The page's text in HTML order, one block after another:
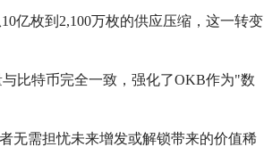
亿枚到2,100万枚的供应压缩，这一转变
比特币完全一致，强化了OKB作为"数
无需担忧未来增发或解锁带来的价值稀